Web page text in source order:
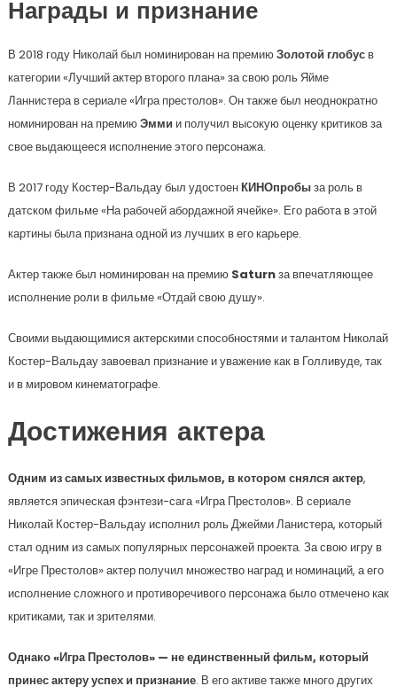
Награды и признание
В 2018 году Николай был номинирован на премиюЗолотой глобусв
категории «Лучший актер второго плана» за свою роль Яйме
Ланнистера в сериале «Игра престолов». Он также был неоднократно
номинирован на премиюЭмми и получил высокую оценку критиков за
свое выдающееся исполнение этого персонажа.
В 2017 году Костер-Вальдау был удостоенКИНОпробыза роль в
датском фильме «На рабочей абордажной ячейке». Его работа в этой
картины была признана одной из лучших в его карьере.
Актер также был номинирован на премию Saturnза впечатляющее
исполнение роли в фильме «Отдай свою душу».
Своими выдающимися актерскими способностями и талантом Николай
Костер-Вальдау завоевал признание и уважение как в Голливуде, так
и в мировом кинематографе.
Достижения актера
Одним из самых известных фильмов, в котором снялся актер,
является эпическая фэнтези-сага «Игра Престолов». В сериале
Николай Костер-Вальдау исполнил роль Джейми Ланистера, который
стал одним из самых популярных персонажей проекта. За свою игру в
«Игре Престолов» актер получил множество наград и номинаций, а его
исполнение сложного и противоречивого персонажа было отмечено как
критиками, так и зрителями.
Однако «Игра Престолов» — не единственный фильм, который
принес актеру успех и признание. В его активе также много других